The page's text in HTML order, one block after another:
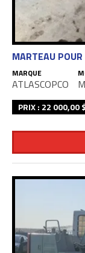
MARTEAU POUR
MARQUE
ATLASCOPCO
PRIX : 22 000,00 $